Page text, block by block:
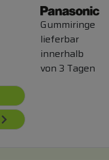
Gummiringe
lieferbar
innerhalb
von 3 Tagen